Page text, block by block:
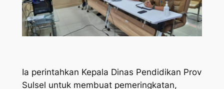
Ia perintahkan Kepala Dinas Pendidikan Prov
Sulsel untuk membuat pemeringkatan,